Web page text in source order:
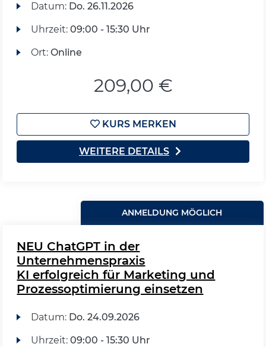
Datum: Do. 26.11.2026
Uhrzeit: 09:00 - 15:30 Uhr
Ort: Online
209,00 €
KURS MERKEN
WEITERE DETAILS
ANMELDUNG MÖGLICH
NEU ChatGPT in der
Unternehmenspraxis
KI erfolgreich für Marketing und
Prozessoptimierung einsetzen
Datum: Do. 24.09.2026
Uhrzeit: 09:00 - 15:30 Uhr